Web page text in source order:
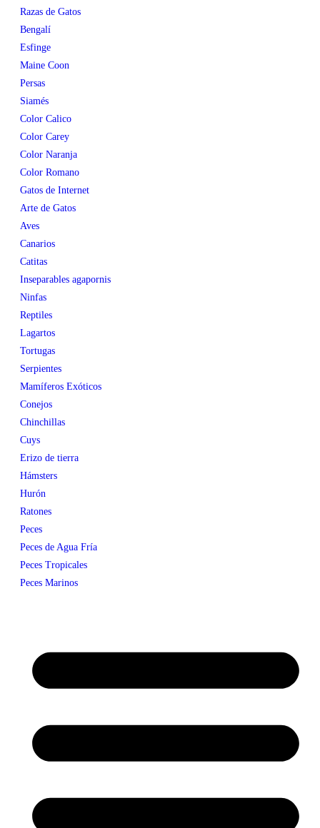
Razas de Gatos
Bengalí
Esfinge
Maine Coon
Persas
Siamés
Color Calico
Color Carey
Color Naranja
Color Romano
Gatos de Internet
Arte de Gatos
Aves
Canarios
Catitas
Inseparables agapornis
Ninfas
Reptiles
Lagartos
Tortugas
Serpientes
Mamíferos Exóticos
Conejos
Chinchillas
Cuys
Erizo de tierra
Hámsters
Hurón
Ratones
Peces
Peces de Agua Fría
Peces Tropicales
Peces Marinos